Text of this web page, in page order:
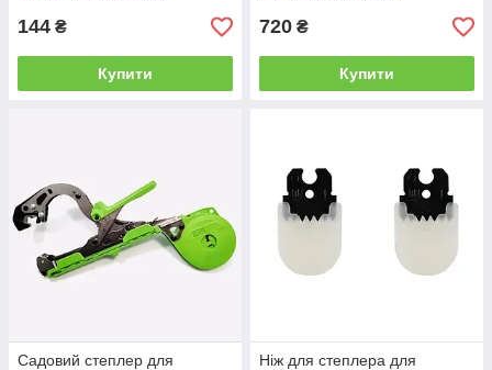
144 ₴
Купити
720 ₴
Купити
Садовий степлер для
Ніж для степлера для